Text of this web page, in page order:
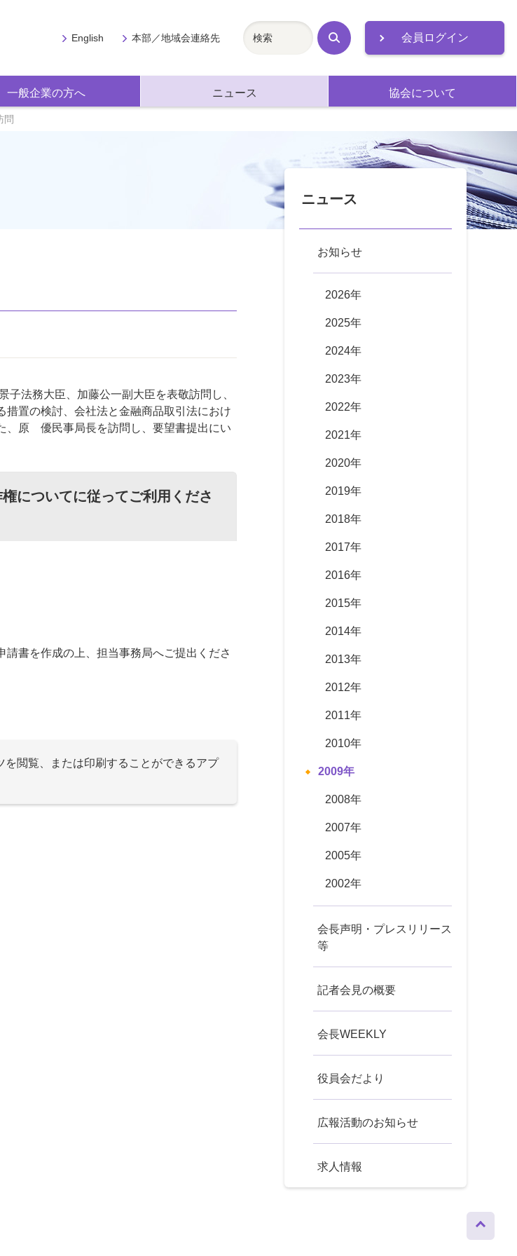
会員ログイン
一般企業の方へ ニュース 協会について
English 本部／地域会連絡先
検
索
問
法務大臣、加藤公一副大臣を表敬訪問し、
置の検討、会社法と金融商品取引法におけ
、原 優民事局長を訪問し、要望書提出にい
についてに従ってご利用くださ
書を作成の上、担当事務局へご提出くださ
閲覧、または印刷することができるアプ
ニュース
お知らせ
2026年
2025年
2024年
2023年
2022年
2021年
2020年
2019年
2018年
2017年
2016年
2015年
2014年
2013年
2012年
2011年
2010年
2009年
2008年
2007年
2005年
2002年
会長声明・プレスリリース
等
記者会見の概要
会長WEEKLY
役員会だより
広報活動のお知らせ
求人情報
ップへ